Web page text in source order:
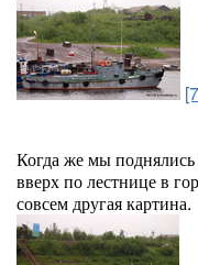
Когда же мы
вверх по лестнице в
совсем другая картина.